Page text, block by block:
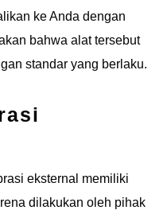
ke Anda dengan
bahwa alat tersebut
standar yang berlaku.
eksternal memiliki
dilakukan oleh pihak